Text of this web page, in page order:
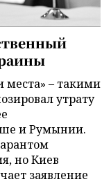
места» – такими
утрату
и Румынии.
но Киев
заявление